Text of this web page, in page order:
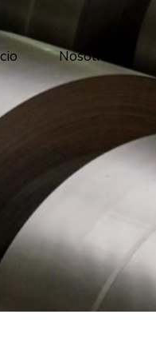
Nosotros
Formación